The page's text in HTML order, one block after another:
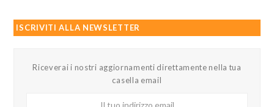
ISCRIVITI ALLA NEWSLETTER
Riceverai i nostri aggiornamenti direttamente nella tua
casella email